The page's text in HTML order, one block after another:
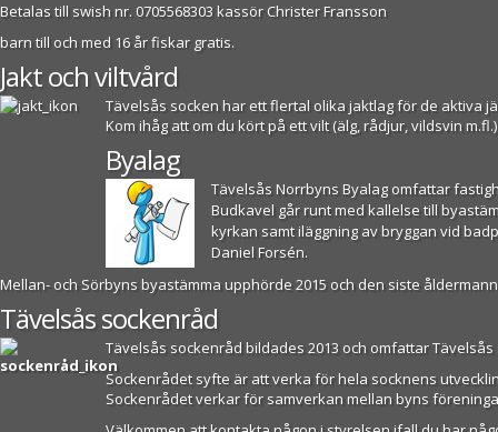
Betalas till swish nr. 0705568303 kassör Christer Fransson
barn till och med 16 år fiskar gratis.
Jakt och viltvård
Tävelsås socken har ett flertal olika jaktlag för de aktiva
Kom ihåg att om du kört på ett vilt (älg, rådjur, vildsvin
Byalag
Tävelsås Norrbyns Byalagomfattar
Budkavel går runt med kallelse till
kyrkan samt iläggning av bryggan vid
Daniel Forsén.
Mellan- och Sörbyns byastämma upphörde 2015 och den siste
Tävelsås sockenråd
Tävelsås sockenråd bildades 2013 och omfattar
Sockenrådet syfte är att verka för hela socknens
Sockenrådet verkar för samverkan mellan byns